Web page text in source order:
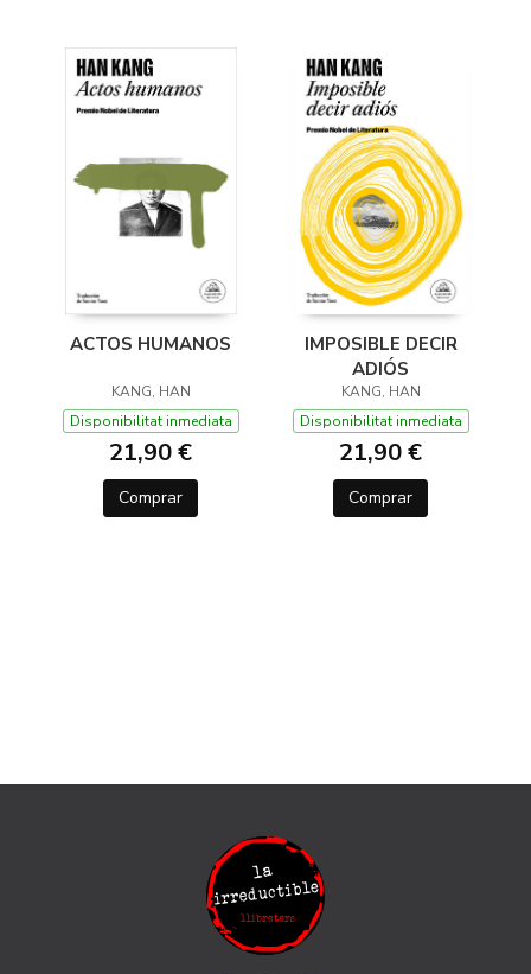
ACTOS HUMANOS
KANG, HAN
Disponibilitat inmediata
21,90 €
Comprar
IMPOSIBLE DECIR
ADIÓS
KANG, HAN
Disponibilitat inmediata
21,90 €
Comprar